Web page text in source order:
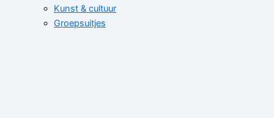
Kunst & cultuur
Groepsuitjes